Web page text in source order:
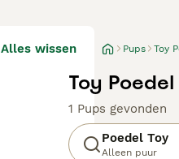
Alles wissen Pups Toy
Toy
1 Pups gevonden
Poedel Toy
Alleen puur